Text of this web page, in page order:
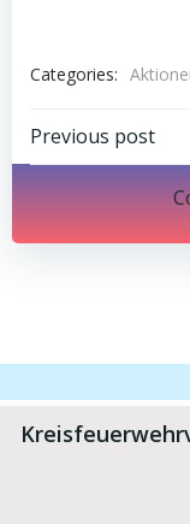
Categories:
Post
Previous post